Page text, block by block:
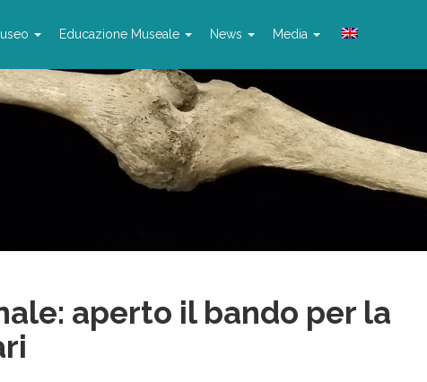
Educazione Museale News Media
aperto il bando per la